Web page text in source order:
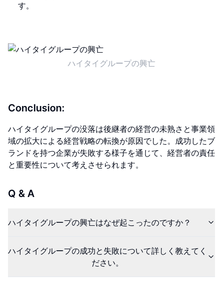
す。
ハイタイグループの興亡
Conclusion:
ハイタイグループの没落は後継者の経営の未熟さと事業領
域の拡大による経営戦略の転換が原因でした。成功したブ
ランドを持つ企業が失敗する様子を通じて、経営者の責任
と重要性について考えさせられます。
Q & A
ハイタイグループの興亡はなぜ起こったのですか？
ハイタイグループの成功と失敗について詳しく教えてく
ださい。